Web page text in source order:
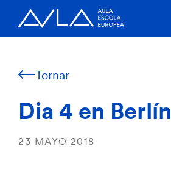
Tornar
Dia 4 en Berlín
23 MAYO 2018